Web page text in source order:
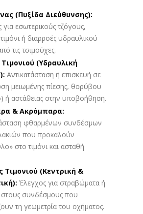
(Πυξίδα Διεύθυνσης):
για εσωτερικούς τζόγους,
ή διαρροές υδραυλικού
τις τσιμούχες.
(Υδραυλική
Αντικατάσταση ή επισκευή σε
μειωμένης πίεσης, θορύβου
ή αστάθειας στην υποβοήθηση.
& Ακρόμπαρα:
φθαρμένων συνδέσμων
που προκαλούν
στο τιμόνι και ασταθή
Τιμονιού (Κεντρική &
Έλεγχος για στραβώματα ή
συνδέσμους που
τη γεωμετρία του οχήματος.